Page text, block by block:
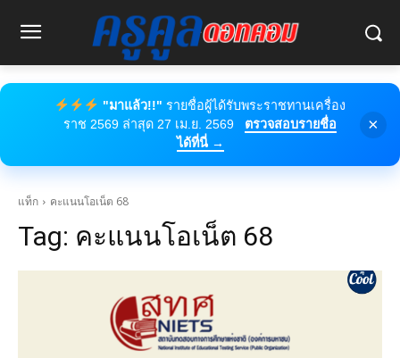
"มาแล้ว!!" รายชื่อผู้ได้รับพระราชทานเครื่อง
ราช 2569 ล่าสุด 27 เม.ย. 2569
ตรวจสอบรายชื่อ
ได้ที่นี่ →
×
แท็ก คะแนนโอเน็ต 68
Tag: คะแนนโอเน็ต 68